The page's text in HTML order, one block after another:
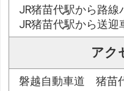
JR猪苗代駅から路線
JR猪苗代駅から送迎
アク
磐越自動車道 猪苗